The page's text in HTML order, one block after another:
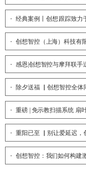
经典案例丨创想跟踪致力
创想智控（上海）科技有
感恩|创想智控与摩拜联手
除夕送福 ▏创想智控全体
重磅 | 免示教扫描系统 扇
重阳已至 ▏别让爱延迟，
创想智控：我们如何构建